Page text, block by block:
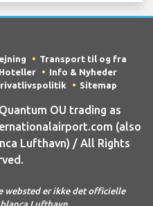
Transport til og fra
Hoteller
Info & Nyheder
Sitemap
OU trading as
(also
Lufthavn) / All Rights
websted er ikke det officielle
Lufthavn